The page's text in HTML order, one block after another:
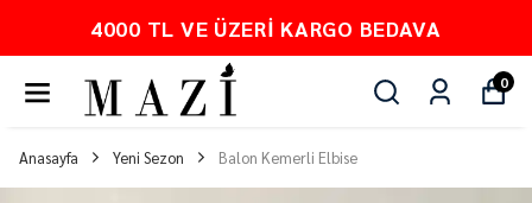
PEŞİN FİYATINA 3 TAKSİT
0
Anasayfa Yeni Sezon Balon Kemerli Elbise